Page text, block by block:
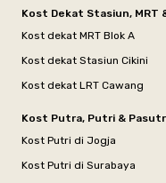
Kost Dekat Stasiun, MRT
Kost dekat MRT Blok A
Kost dekat Stasiun Cikini
Kost dekat LRT Cawang
Kost Putra, Putri &
Kost Putri di Jogja
Kost Putri di Surabaya